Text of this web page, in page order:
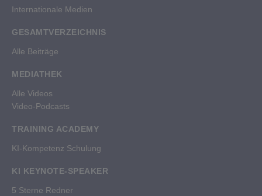
Internationale Medien
GESAMTVERZEICHNIS
Alle Beiträge
MEDIATHEK
Alle Videos
Video-Podcasts
TRAINING ACADEMY
KI-Kompetenz Schulung
KI KEYNOTE-SPEAKER
5 Sterne Redner